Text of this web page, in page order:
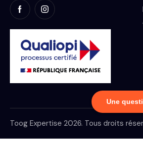
Une
Toog Expertise 2026. Tous droits